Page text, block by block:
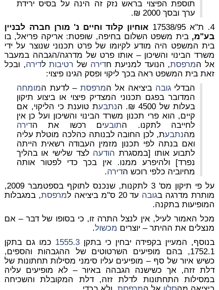
תוספת הפיצוי בראש נזק זה הינה על בסיס ירידת
ערך ובסך 2000 ₪.
4. ת"א 17538/95
אוחיון קלוד וחיים נ' מורן חברה לבניין
בע"מ,בית משפט השלום בחיפה, שופטת: אריקה פריאל, בו
בית המשפט היה מודע לקיומו של פרט תכנוני שנוצר על ידי
משרד הבינוי והשיכון – אותו פרט של מדרגה/הגבהה במעבר
אל המרפסת, הנועד למניעת חדירה של רטיבותלדירה, ובכל
זאת בית המשפט ראה בכך ליקוי ופסק הגינו פיצוי:
הבדליגובה ביציאה אל המרפסת– לדעת המומחה
המדובר בפגם תכנוני המצדיק פיצוי או ביצוע תיקון
בעלות של 4500 ₪. ה
נתבעת טוענת כי הליקוי, אם
קיים, הוא פרי תכנון משרד הבינוי והשיכון ועל כן אין
לחייבה לתקנו. התובעים רכשו את הדירה
מהנתבעת, לכן החובה לבנותה כהלכה מוטלת עליה
ואם בנתה לפי תכנון מזמין העבודה רשאית הייתה
לתבוע אותו [במסגרת הודעה לצד שלישי או בהליך
נפרד] ולהיפרע ממנו. אין בכך כדי לפטור אותה
מחיוביה כלפי רוכש הדירה.
על פי תיקון מס' 3 לתקנות, שנכנס לתוקף בספטמבר 2009,
מותרת מדרגה בגובה עד 20 ס"מ ביציאה ל מרפסת, במגבלות
המופיעות בתקנה.
מכל האמור לעיל, אין לנצל התרה זו, כי בסופו של דבר – אם
מנצלים את ההיתר – יוצרים מכשול.
בנוסף, המעיין בקפידה יבחין כי בתקן1555.3 כמו גם בתקן
1752.1, בהם מופיעים השרטוטים של ההגבהות והספים,
כשיש איור של סף – מופיעים עליו סימני מסילות תחתונות של
דלת זזה, אך כשישנה הגבהה באיור – לא מופיעים עליה
במסילות התחתונות לדלת זזה, דלת המקובלת והשכיחה